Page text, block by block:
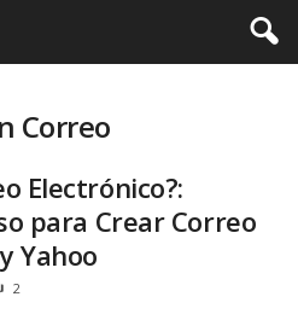
Correo
Electrónico?:
para Crear Correo
Yahoo
2